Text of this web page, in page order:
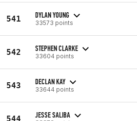
541 DYLAN YOUNG
33573 points
542 STEPHEN CLARKE
33604 points
543 DECLAN KAY
33644 points
544 JESSE SALIBA